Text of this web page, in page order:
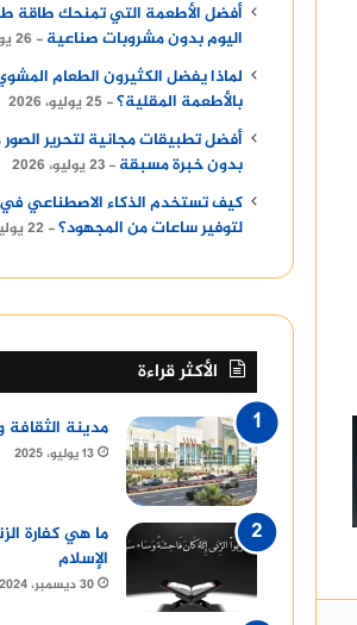
أفضل الأطعمة التي تمنحك طاقة
اليوم بدون مشروبات صناعية
26 يوليو، 2026
لماذا يفضل الكثيرون الطعام
بالأطعمة المقلية؟
25 يوليو، 2026
أفضل تطبيقات مجانية لتحرير
بدون خبرة مسبقة
23 يوليو، 2026
كيف تستخدم الذكاء الاصطناعي في
لتوفير ساعات من المجهود؟
22 يوليو، 2026
الأكثر قراءة
مدينة الثقافة
13 يوليو، 2025
ما هي كفارة
الإسلام
30 ديسمبر، 2024